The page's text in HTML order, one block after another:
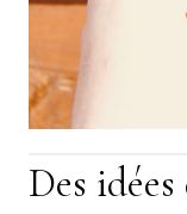
Des